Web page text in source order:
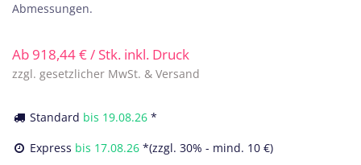
Abmessungen.
Ab 918,44€/ Stk. inkl. Druck
zzgl. gesetzlicher MwSt. & Versand
Standard bis 19.08.26 *
Express bis 17.08.26 *(zzgl. 30% - mind. 10 €)